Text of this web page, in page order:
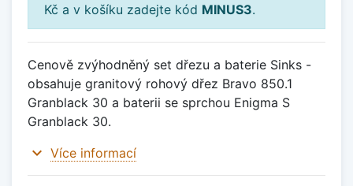
Kč a v košíku zadejte kód MINUS3.
Cenově zvýhodněný set dřezu a baterie Sinks -
obsahuje granitový rohový dřez Bravo 850.1
Granblack 30 a baterii se sprchou Enigma S
Granblack 30.
expand_more Více informací